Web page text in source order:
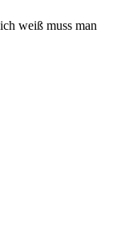
weiß muss man